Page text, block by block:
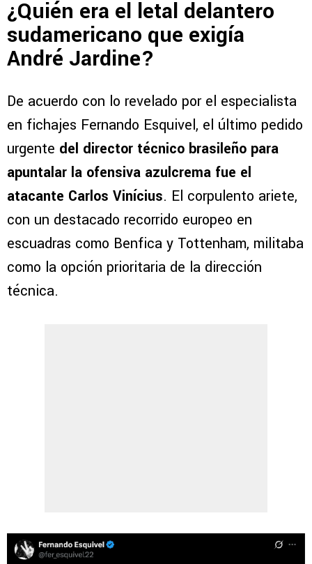
¿Quién era el letal delantero
sudamericano que exigía
André Jardine?
De acuerdo con lo revelado por el especialista
en fichajes Fernando Esquivel, el último pedido
urgente del director técnico brasileño para
apuntalar la ofensiva azulcrema fue el
atacante Carlos Vinícius. El corpulento ariete,
con un destacado recorrido europeo en
escuadras como Benfica y Tottenham, militaba
como la opción prioritaria de la dirección
técnica.